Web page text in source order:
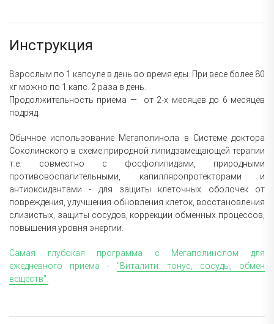
Инструкция
Взрослым по 1 капсуле в день во время еды. При весе более 80
кг можно по 1 капс. 2 раза в день.
Продолжительность приема — от 2-х месяцев до 6 месяцев
подряд.
Обычное использование Мегаполинола в Системе доктора
Соколинского в схеме природной липидзамещающей терапии
т.е. совместно с фосфолипидами, природными
противовоспалительными, капилляропротекторами и
антиоксидантами - для защиты клеточных оболочек от
повреждения, улучшения обновления клеток, восстановления
слизистых, защиты сосудов, коррекции обменных процессов,
повышения уровня энергии.
Самая глубокая программа с Мегаполинолом для
ежедневного приема - "Виталити: тонус, сосуды, обмен
веществ".